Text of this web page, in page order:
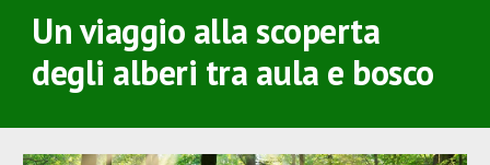
Un viaggio alla scoperta
degli alberi tra aula e bosco